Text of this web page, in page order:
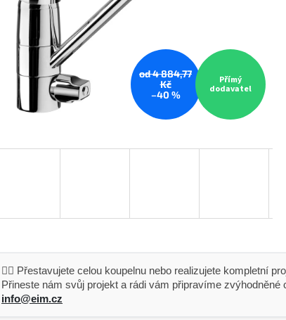
od 4 884,77
Kč
–40 %
Přímý
dodavatel
👷‍♂️ Přestavujete celou koupelnu nebo realizujete kompletní
Přineste nám svůj projekt a rádi vám připravíme zvýhodněné
info@eim.cz